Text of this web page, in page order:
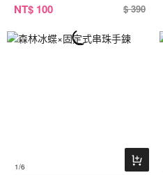
NT$ 100 $ 390
1/6